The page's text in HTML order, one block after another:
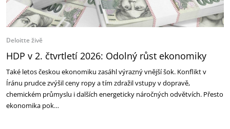
Deloitte živě
HDP v 2. čtvrtletí 2026: Odolný růst ekonomiky
Také letos českou ekonomiku zasáhl výrazný vnější šok. Konflikt v
Íránu prudce zvýšil ceny ropy a tím zdražil vstupy v dopravě,
chemickém průmyslu i dalších energeticky náročných odvětvích. Přesto
ekonomika pok…